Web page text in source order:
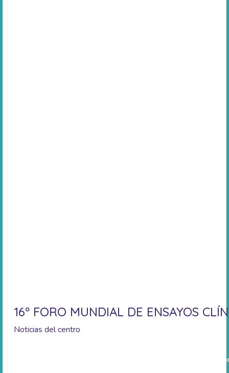
16º FORO MUNDIAL DE ENSAYOS
Noticias del centro
Más información sobre el CVCT en https://